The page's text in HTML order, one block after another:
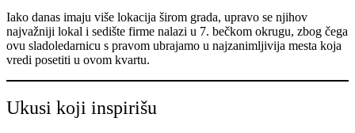
Iako danas imaju više lokacija širom grada, upravo se njihov
najvažniji lokal i sedište firme nalazi u 7. bečkom okrugu, zbog čega
ovu sladoledarnicu s pravom ubrajamo u najzanimljivija mesta koja
vredi posetiti u ovom kvartu.
Ukusi koji inspirišu